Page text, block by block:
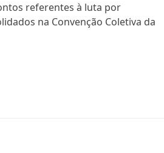
referentes à luta por
na Convenção Coletiva da